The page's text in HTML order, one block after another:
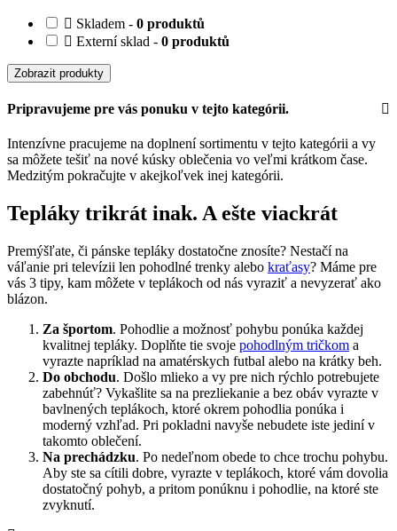
Skladem - 0 produktů
Externí sklad - 0 produktů
Zobrazit produkty
Pripravujeme pre vás ponuku v tejto kategórii.
Intenzívne pracujeme na doplnení sortimentu v tejto kategórii a vy
sa môžete tešiť na nové kúsky oblečenia vo veľmi krátkom čase.
Medzitým pokračujte v akejkoľvek inej kategórii.
Tepláky trikrát inak. A ešte viackrát
Premýšľate, či pánske tepláky dostatočne znosíte? Nestačí na
váľanie pri televízii len pohodlné trenky alebo kraťasy? Máme pre
vás 3 tipy, kam môžete v teplákoch od nás vyraziť a nevyzerať ako
blázon.
Za športom. Pohodlie a možnosť pohybu ponúka každej
kvalitnej tepláky. Doplňte tie svoje pohodlným tričkom a
vyrazte napríklad na amatérskych futbal alebo na krátky beh.
Do obchodu. Došlo mlieko a vy pre nich rýchlo potrebujete
zabehnúť? Vykašlite sa na prezliekanie a bez obáv vyrazte v
bavlnených teplákoch, ktoré okrem pohodlia ponúka i
moderný vzhľad. Pri pokladni navyše nebudete iste jediní v
takomto oblečení.
Na prechádzku. Po nedeľnom obede to chce trochu pohybu.
Aby ste sa cítili dobre, vyrazte v teplákoch, ktoré vám dovolia
dostatočný pohyb, a pritom ponúknu i pohodlie, na ktoré ste
zvyknutí.